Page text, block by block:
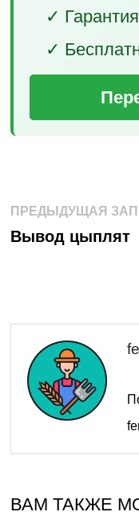
✓
✓
Навигация
по
ПРЕДЫДУЩАЯ
Вывод цыплят
ВАМ ТАКЖЕ